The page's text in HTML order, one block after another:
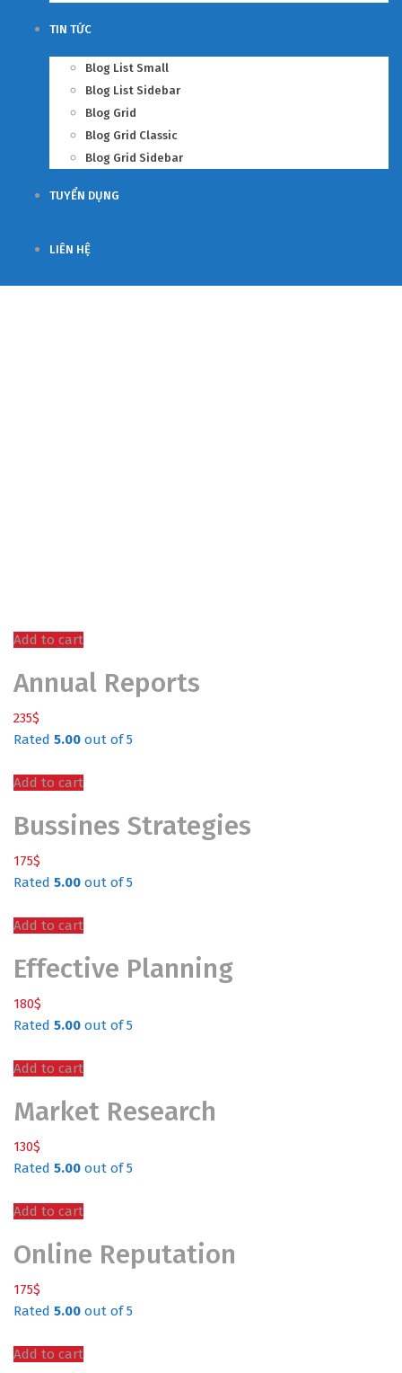
TIN TỨC
Blog List Small
Blog List Sidebar
Blog Grid
Blog Grid Classic
Blog Grid Sidebar
TUYỂN DỤNG
LIÊN HỆ
Add to cart
Annual Reports
235$
Rated 5.00 out of 5
Add to cart
Bussines Strategies
175$
Rated 5.00 out of 5
Add to cart
Effective Planning
180$
Rated 5.00 out of 5
Add to cart
Market Research
130$
Rated 5.00 out of 5
Add to cart
Online Reputation
175$
Rated 5.00 out of 5
Add to cart